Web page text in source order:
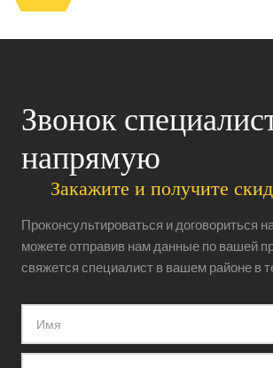
Звонок
напрямую
Закажите и получите
Проконсультироваться и договориться
можете отправив нам данные по вашей
свяжется специалист в вашем районе в